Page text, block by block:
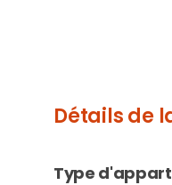
Détails de
Type